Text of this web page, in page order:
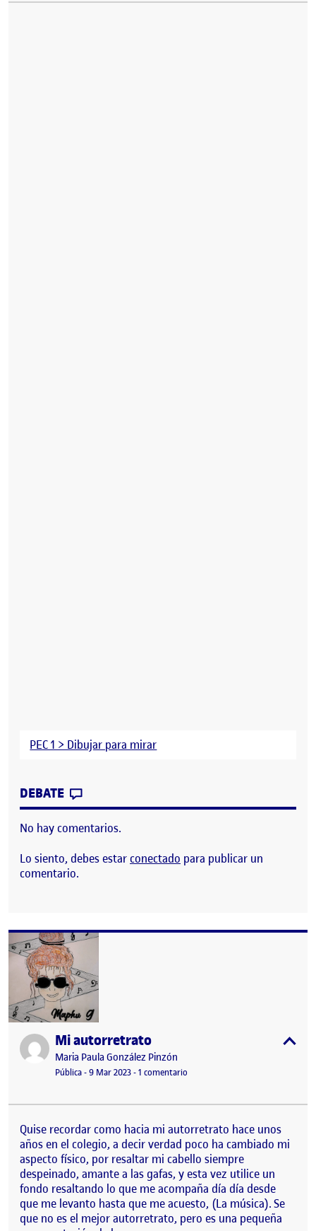
PEC 1 > Dibujar para mirar
DEBATE
No hay comentarios.
Lo siento, debes estarconectado para publicar un
comentario.
Publicado porMi autorretrato
Publicado por
Maria Paula González Pinzón
Visibilidad:
Pública-Fecha de publicación
9 Mar 20239 marzo, 2023 11:58 pm
-1 comentario
Quise recordar como hacia mi autorretrato hace unos
años en el colegio, a decir verdad poco ha cambiado mi
aspecto físico, por resaltar mi cabello siempre
despeinado, amante a las gafas, y esta vez utilice un
fondo resaltando lo que me acompaña día día desde
que me levanto hasta que me acuesto, (La música). Se
que no es el mejor autorretrato, pero es una pequeña